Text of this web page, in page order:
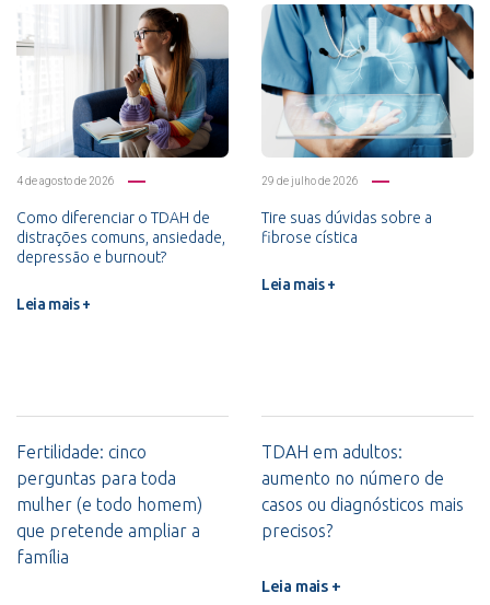
4 de agosto de 2026
Como diferenciar o TDAH de
distrações comuns, ansiedade,
depressão e burnout?
Leia mais +
29 de julho de 2026
Tire suas dúvidas sobre a
fibrose cística
Leia mais +
Fertilidade: cinco
perguntas para toda
mulher (e todo homem)
que pretende ampliar a
família
TDAH em adultos:
aumento no número de
casos ou diagnósticos mais
precisos?
Leia mais +